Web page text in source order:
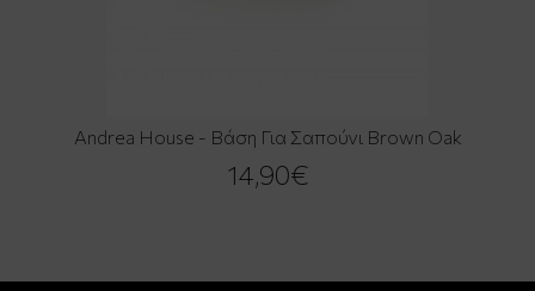
Andrea House - Βάση Για Σαπούνι Brown Oak
14,90€